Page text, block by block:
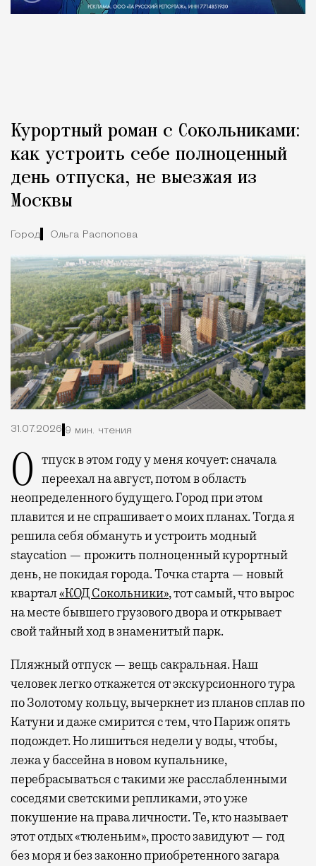
Курортный роман с Сокольниками:
как устроить себе полноценный
день отпуска, не выезжая из
Москвы
Город Ольга Распопова
31.07.2026 9 мин. чтения
Отпуск в этом году у меня кочует: сначала переехал на август, потом в область
неопределенного будущего. Город при этом
плавится и не спрашивает о моих планах. Тогда я
решила себя обмануть и устроить модный
staycation — прожить полноценный курортный
день, не покидая города. Точка старта — новый
квартал«КОД Сокольники», тот самый, что вырос
на месте бывшего грузового двора и открывает
свой тайный ход в знаменитый парк.
Пляжный отпуск — вещь сакральная. Наш
человек легко откажется от экскурсионного тура
по Золотому кольцу, вычеркнет из планов сплав по
Катуни и даже смирится с тем, что Париж опять
подождет. Но лишиться недели у воды, чтобы,
лежа у бассейна в новом купальнике,
перебрасываться с такими же расслабленными
соседями светскими репликами, это уже
покушение на права личности. Те, кто называет
этот отдых «тюленьим», просто завидуют — год
без моря и без законно приобретенного загара